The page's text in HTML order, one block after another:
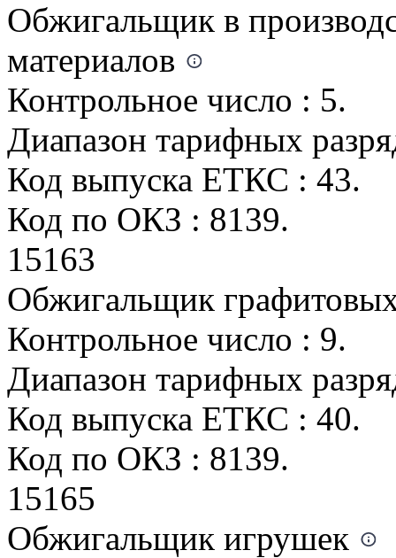
Обжигальщик в
материалов
Контрольное число : 5.
Диапазон тарифных
Код выпуска ЕТКС : 43.
Код по ОКЗ : 8139.
15163
Обжигальщик
Контрольное число : 9.
Диапазон тарифных
Код выпуска ЕТКС : 40.
Код по ОКЗ : 8139.
15165
Обжигальщик игрушек